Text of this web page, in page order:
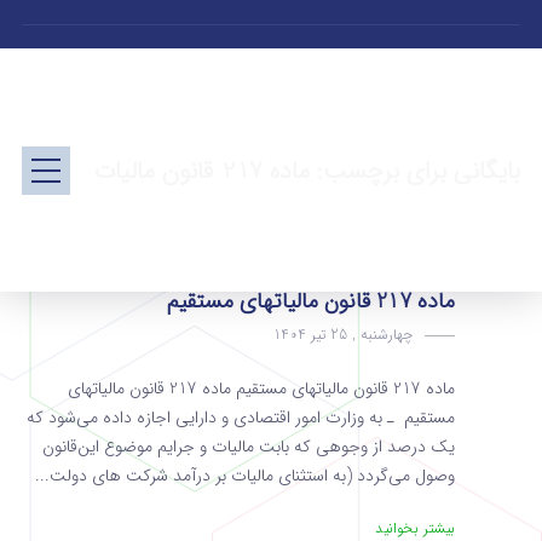
ماده 217 قانون مالیاتهای مستقیم
چهارشنبه , 25 تیر 1404
ماده 217 قانون مالیاتهای مستقیم ماده 217 قانون مالیاتهای
مستقیم ـ به وزارت امور اقتصادی و دارایی اجازه داده می‌شود که
یک درصد از وجوهی که بابت مالیات و جرایم موضوع این‌قانون
وصول می‌گردد (به استثنای مالیات بر درآمد شرکت های‌ دولت...
بیشتر بخوانید